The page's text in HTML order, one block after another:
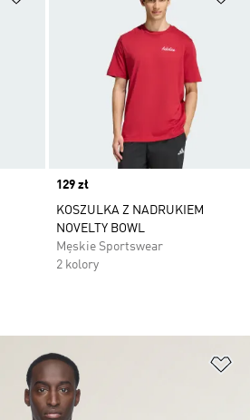
Price
129 zł
KOSZULKA Z NADRUKIEM
NOVELTY BOWL
Męskie Sportswear
2 kolory